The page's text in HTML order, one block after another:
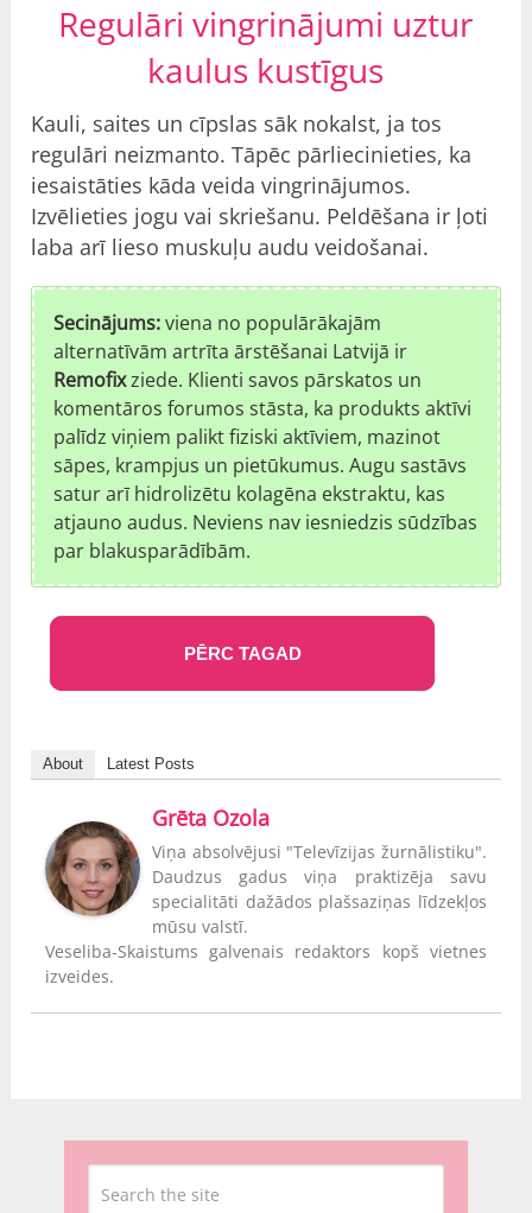
Regulāri vingrinājumi uztur
kaulus kustīgus
Kauli, saites un cīpslas sāk nokalst, ja tos
regulāri neizmanto. Tāpēc pārliecinieties, ka
iesaistāties kāda veida vingrinājumos.
Izvēlieties jogu vai skriešanu. Peldēšana ir ļoti
laba arī lieso muskuļu audu veidošanai.
Secinājums:viena no populārākajām
alternatīvām artrīta ārstēšanai Latvijā ir
Remofixziede. Klienti savos pārskatos un
komentāros forumos stāsta, ka produkts aktīvi
palīdz viņiem palikt fiziski aktīviem, mazinot
sāpes, krampjus un pietūkumus. Augu sastāvs
satur arī hidrolizētu kolagēna ekstraktu, kas
atjauno audus. Neviens nav iesniedzis sūdzības
par blakusparādībām.
PĒRC TAGAD
About Latest Posts
Grēta Ozola
Viņa absolvējusi "Televīzijas žurnālistiku".
Daudzus gadus viņa praktizēja savu
specialitāti dažādos plašsaziņas līdzekļos
mūsu valstī.
Veseliba-Skaistums galvenais redaktors kopš vietnes
izveides.